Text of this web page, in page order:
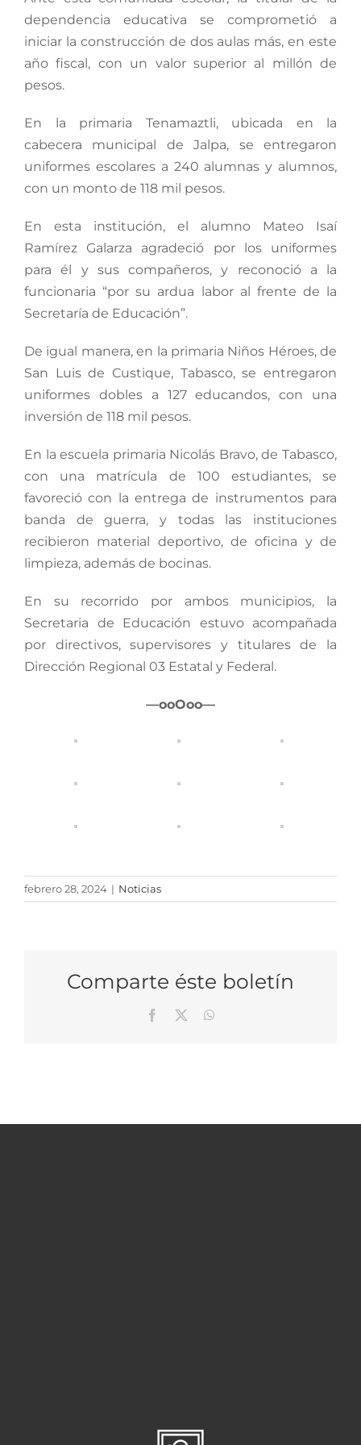
dependencia educativa se comprometió a
iniciar la construcción de dos aulas más, en este
año fiscal, con un valor superior al millón de
pesos.
En la primaria Tenamaztli, ubicada en la
cabecera municipal de Jalpa, se entregaron
uniformes escolares a 240 alumnas y alumnos,
con un monto de 118 mil pesos.
En esta institución, el alumno Mateo Isaí
Ramírez Galarza agradeció por los uniformes
para él y sus compañeros, y reconoció a la
funcionaria “por su ardua labor al frente de la
Secretaría de Educación”.
De igual manera, en la primaria Niños Héroes, de
San Luis de Custique, Tabasco, se entregaron
uniformes dobles a 127 educandos, con una
inversión de 118 mil pesos.
En la escuela primaria Nicolás Bravo, de Tabasco,
con una matrícula de 100 estudiantes, se
favoreció con la entrega de instrumentos para
banda de guerra, y todas las instituciones
recibieron material deportivo, de oficina y de
limpieza, además de bocinas.
En su recorrido por ambos municipios, la
Secretaria de Educación estuvo acompañada
por directivos, supervisores y titulares de la
Dirección Regional 03 Estatal y Federal.
—ooOoo—
febrero 28, 2024 | Noticias
Comparte éste boletín
Facebook